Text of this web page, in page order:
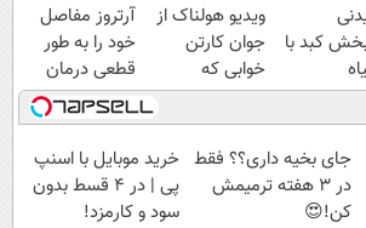
کبد با
تا
ویدیو هولناک از
جوان کارتن
خوابی که
میلیاردر شد.
آموزش رایگان
آرتروز مفاصل
خود را به طور
قطعی درمان
کنید!
◗پرسش‌نامه◖
جای بخیه داری؟؟ فقط
در 3 هفته ترمیمش
کن!😍
خرید موبایل با اسنپ
پی | در ۴ قسط بدون
سود و کارمزد!